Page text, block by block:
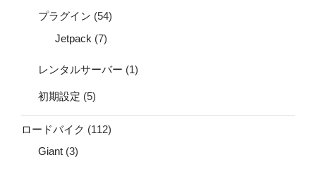
プラグイン (54)
Jetpack (7)
レンタルサーバー (1)
初期設定 (5)
ロードバイク (112)
Giant (3)